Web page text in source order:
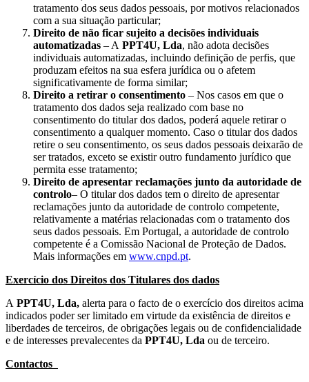
tratamento dos seus dados pessoais, por motivos relacionados
com a sua situação particular;
Direito de não ficar sujeito a decisões individuais
automatizadas – A PPT4U, Lda, não adota decisões
individuais automatizadas, incluindo definição de perfis, que
produzam efeitos na sua esfera jurídica ou o afetem
significativamente de forma similar;
Direito a retirar o consentimento – Nos casos em que o
tratamento dos dados seja realizado com base no
consentimento do titular dos dados, poderá aquele retirar o
consentimento a qualquer momento. Caso o titular dos dados
retire o seu consentimento, os seus dados pessoais deixarão de
ser tratados, exceto se existir outro fundamento jurídico que
permita esse tratamento;
Direito de apresentar reclamações junto da autoridade de
controlo– O titular dos dados tem o direito de apresentar
reclamações junto da autoridade de controlo competente,
relativamente a matérias relacionadas com o tratamento dos
seus dados pessoais. Em Portugal, a autoridade de controlo
competente é a Comissão Nacional de Proteção de Dados.
Mais informações em www.cnpd.pt.
Exercício dos Direitos dos Titulares dos dados
A PPT4U, Lda, alerta para o facto de o exercício dos direitos acima
indicados poder ser limitado em virtude da existência de direitos e
liberdades de terceiros, de obrigações legais ou de confidencialidade
e de interesses prevalecentes da PPT4U, Lda ou de terceiro.
Contactos